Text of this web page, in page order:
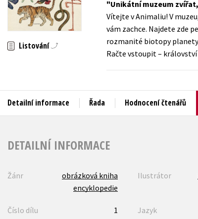
Auto - moto
Beletrie pro děti
Beletrie pro dospělé
Jazyky
Kalendáře
Kariéra a osobní
Listování
Unikátní muzeum
Vítejte v Animaliu! V
vám zachce. Najdete zde
rozmanité biotopy planety
Račte vstoupit – království
Detailní informace Řada Hodnocení čtenářů
DETAILNÍ INFORMACE
Žánr
obrázková kniha
encyklopedie
Ilustrátor
Číslo dílu 1 Jazyk